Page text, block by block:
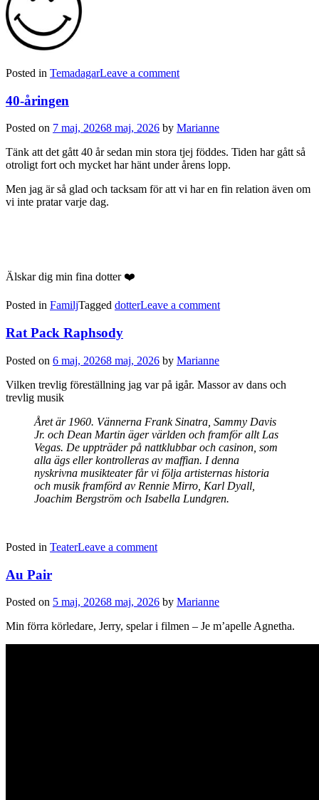
Posted in TemadagarLeave a comment
40-åringen
Posted on 7 maj, 20268 maj, 2026 by Marianne
Tänk att det gått 40 år sedan min stora tjej föddes. Tiden har gått så
otroligt fort och mycket har hänt under årens lopp.
Men jag är så glad och tacksam för att vi har en fin relation även om
vi inte pratar varje dag.
Älskar dig min fina dotter ❤️
Posted in FamiljTagged dotterLeave a comment
Rat Pack Raphsody
Posted on 6 maj, 20268 maj, 2026 by Marianne
Vilken trevlig föreställning jag var på igår. Massor av dans och
trevlig musik
Året är 1960. Vännerna Frank Sinatra, Sammy Davis
Jr. och Dean Martin äger världen och framför allt Las
Vegas. De uppträder på nattklubbar och casinon, som
alla ägs eller kontrolleras av maffian. I denna
nyskrivna musikteater får vi följa artisternas historia
och musik framförd av Rennie Mirro, Karl Dyall,
Joachim Bergström och Isabella Lundgren.
Posted in TeaterLeave a comment
Au Pair
Posted on 5 maj, 20268 maj, 2026 by Marianne
Min förra körledare, Jerry, spelar i filmen – Je m’apelle Agnetha.